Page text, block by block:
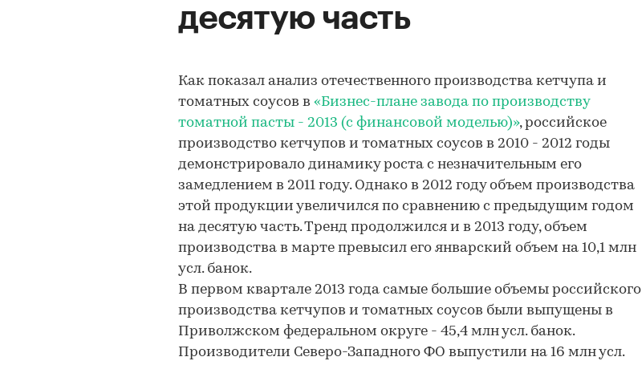
десятую часть
Как показал анализ отечественного производства кетчупа и
томатных соусов в «Бизнес-плане завода по производству
томатной пасты - 2013 (с финансовой моделью)», российское
производство кетчупов и томатных соусов в 2010 - 2012 годы
демонстрировало динамику роста с незначительным его
замедлением в 2011 году. Однако в 2012 году объем производства
этой продукции увеличился по сравнению с предыдущим годом
на десятую часть. Тренд продолжился и в 2013 году, объем
производства в марте превысил его январский объем на 10,1 млн
усл. банок.
В первом квартале 2013 года самые большие объемы российского
производства кетчупов и томатных соусов были выпущены в
Приволжском федеральном округе - 45,4 млн усл. банок.
Производители Северо-Западного ФО выпустили на 16 млн усл.